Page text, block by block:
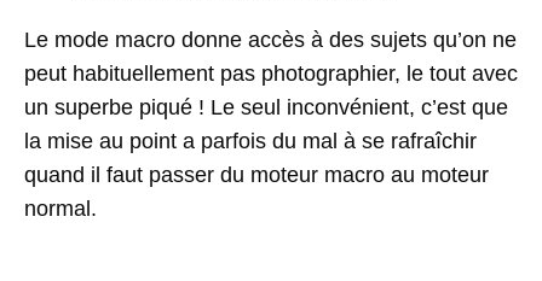
Le mode macro donne accès à des sujets qu’on ne
peut habituellement pas photographier, le tout avec
un superbe piqué ! Le seul inconvénient, c’est que
la mise au point a parfois du mal à se rafraîchir
quand il faut passer du moteur macro au moteur
normal.